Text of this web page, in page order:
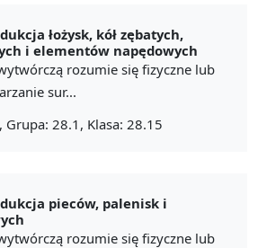
łożysk, kół zębatych,
i elementów napędowych
rozumie się fizyczne lub
sur...
Grupa: 28.1, Klasa: 28.15
pieców, palenisk i
rozumie się fizyczne lub